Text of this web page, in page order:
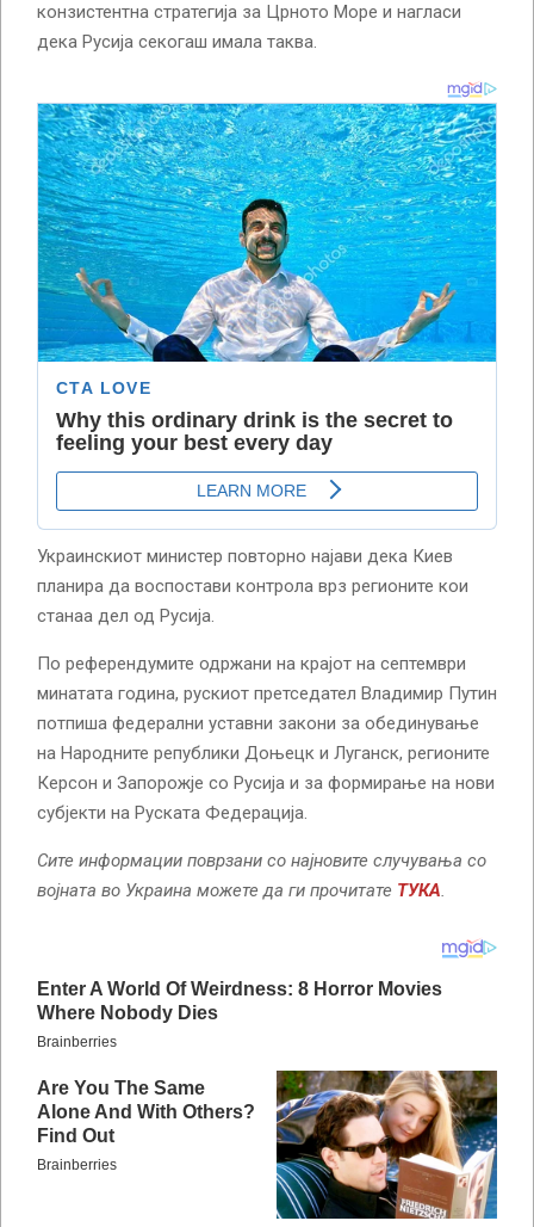
конзистентна стратегија за Црното Море и нагласи
дека Русија секогаш имала таква.
Украинскиот министер повторно најави дека Киев
планира да воспостави контрола врз регионите кои
станаа дел од Русија.
По референдумите одржани на крајот на септември
минатата година, рускиот претседател Владимир Путин
потпиша федерални уставни закони за обединување
на Народните републики Доњецк и Луганск, регионите
Керсон и Запорожје со Русија и за формирање на нови
субјекти на Руската Федерација.
Сите информации поврзани со најновите случувања со
војната во Украина можете да ги прочитате ТУКА.